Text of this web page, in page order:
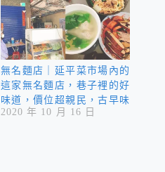
無名麵店｜延平菜市場內的
這家無名麵店，巷子裡的好
味道，價位超親民，古早味
的好味道!!
2020 年 10 月 16 日